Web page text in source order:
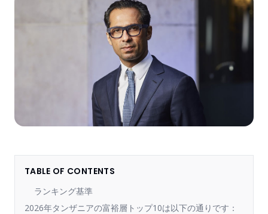
TABLE OF CONTENTS
ランキング基準
2026年タンザニアの富裕層トップ10は以下の通りです：